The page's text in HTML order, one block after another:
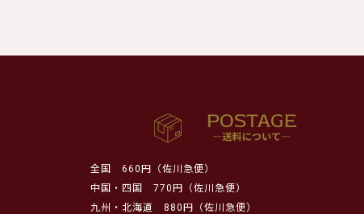
全国
660円（佐川急便）
中国・四国
770円（佐川急便）
九州・北海道
880円（佐川急便）